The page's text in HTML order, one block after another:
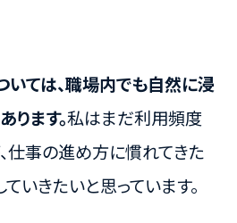
いては、職場内でも自然に浸
ます。私はまだ利用頻度
仕事の進め方に慣れてきた
いきたいと思っています。